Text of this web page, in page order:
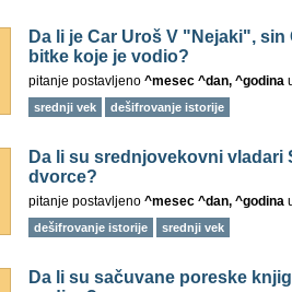
Da li je Car Uroš V "Nejaki",
bitke koje je vodio?
pitanje postavljeno ^mesec ^dan, ^godina
srednji vek dešifrovanje istorije
Da li su srednjovekovni vladari
dvorce?
pitanje postavljeno ^mesec ^dan, ^godina
dešifrovanje istorije srednji vek
Da li su sačuvane poreske